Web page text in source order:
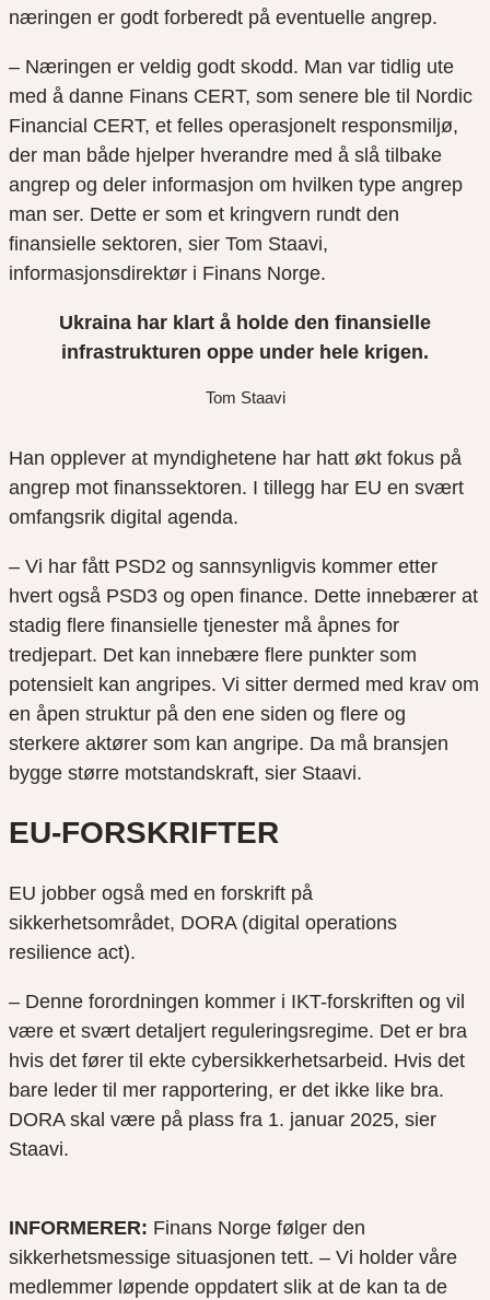
næringen er godt forberedt på eventuelle angrep.
– Næringen er veldig godt skodd. Man var tidlig ute
med å danne Finans CERT, som senere ble til Nordic
Financial CERT, et felles operasjonelt responsmiljø,
der man både hjelper hverandre med å slå tilbake
angrep og deler informasjon om hvilken type angrep
man ser. Dette er som et kringvern rundt den
finansielle sektoren, sier Tom Staavi,
informasjonsdirektør i Finans Norge.
Ukraina har klart å holde den finansielle
infrastrukturen oppe under hele krigen.
Tom Staavi
Han opplever at myndighetene har hatt økt fokus på
angrep mot finanssektoren. I tillegg har EU en svært
omfangsrik digital agenda.
– Vi har fått PSD2 og sannsynligvis kommer etter
hvert også PSD3 og open finance. Dette innebærer at
stadig flere finansielle tjenester må åpnes for
tredjepart. Det kan innebære flere punkter som
potensielt kan angripes. Vi sitter dermed med krav om
en åpen struktur på den ene siden og flere og
sterkere aktører som kan angripe. Da må bransjen
bygge større motstandskraft, sier Staavi.
EU-FORSKRIFTER
EU jobber også med en forskrift på
sikkerhetsområdet, DORA (digital operations
resilience act).
– Denne forordningen kommer i IKT-forskriften og vil
være et svært detaljert reguleringsregime. Det er bra
hvis det fører til ekte cybersikkerhetsarbeid. Hvis det
bare leder til mer rapportering, er det ikke like bra.
DORA skal være på plass fra 1. januar 2025, sier
Staavi.
INFORMERER: Finans Norge følger den
sikkerhetsmessige situasjonen tett. – Vi holder våre
medlemmer løpende oppdatert slik at de kan ta de